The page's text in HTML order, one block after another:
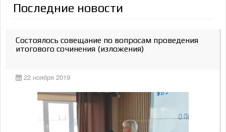
Последние новости
Состоялось совещание по вопросам проведения
итогового сочинения (изложения)
22 ноября 2019